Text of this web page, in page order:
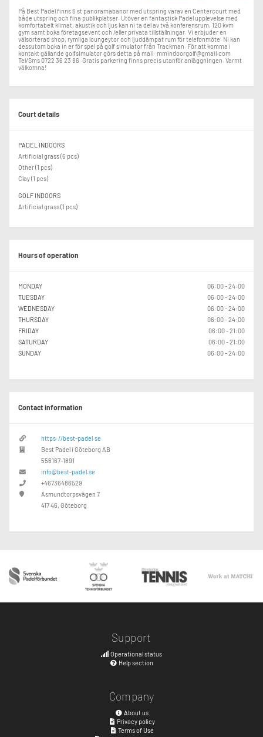
På Best Padel finns 6 st panoramabanor med utspring varav en Centercourt med
både utspring och fina publikplatser. Utöver en fantastisk Padel upplevelse med
komfortabelt klimat, akustik och ljus kan ni ta del av två konferensrum, 120 kvm
gym samt boka företagsevent och /eller privata tillställningar. Vi erbjuder en
välsorterad shop, rymliga loungeytor och ljuddämpat rum för telefonmöte. Ni kan
dessutom boka in er för spel på golf simulator från Trackman. För att komma i
kontakt gällande golfsimulator görs detta på mail: mmindoorgolf@gmail.com
Tel/Sms 0722 36 23 86. Gratis parkering finns precis utanför anläggningen. Varmt
välkomna!
Court details
PADEL INDOORS
Artificial grass (6 pcs)
Other (1 pcs)
Clay (1 pcs)
GOLF INDOORS
Artificial grass (1 pcs)
Hours of operation
MONDAY
06:00 - 24:00
TUESDAY
06:00 - 24:00
WEDNESDAY
06:00 - 24:00
THURSDAY
06:00 - 24:00
FRIDAY
06:00 - 21:00
SATURDAY
06:00 - 21:00
SUNDAY
06:00 - 24:00
Contact information
https://best-padel.se
Best Padel i Göteborg AB
556167-1891
info@best-padel.se
+46736486529
Asmundtorpsvägen 7
417 46, Göteborg
Support
Operational status
Help section
Company
About us
Privacy policy
Terms of Use